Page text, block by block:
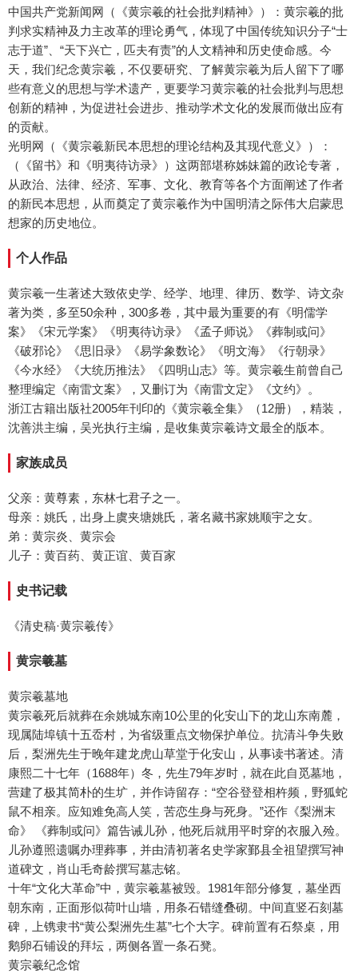
中国共产党新闻网（《黄宗羲的社会批判精神》）：黄宗羲的批
判求实精神及力主改革的理论勇气，体现了中国传统知识分子“士
志于道”、“天下兴亡，匹夫有责”的人文精神和历史使命感。今
天，我们纪念黄宗羲，不仅要研究、了解黄宗羲为后人留下了哪
些有意义的思想与学术遗产，更要学习黄宗羲的社会批判与思想
创新的精神，为促进社会进步、推动学术文化的发展而做出应有
的贡献。
光明网（《黄宗羲新民本思想的理论结构及其现代意义》）：
（《留书》和《明夷待访录》）这两部堪称姊妹篇的政论专著，
从政治、法律、经济、军事、文化、教育等各个方面阐述了作者
的新民本思想，从而奠定了黄宗羲作为中国明清之际伟大启蒙思
想家的历史地位。
个人作品
黄宗羲一生著述大致依史学、经学、地理、律历、数学、诗文杂
著为类，多至50余种，300多卷，其中最为重要的有《明儒学
案》《宋元学案》《明夷待访录》《孟子师说》《葬制或问》
《破邪论》《思旧录》《易学象数论》《明文海》《行朝录》
《今水经》《大统历推法》《四明山志》等。黄宗羲生前曾自己
整理编定《南雷文案》，又删订为《南雷文定》《文约》。
浙江古籍出版社2005年刊印的《黄宗羲全集》（12册），精装，
沈善洪主编，吴光执行主编，是收集黄宗羲诗文最全的版本。
家族成员
父亲：黄尊素，东林七君子之一。
母亲：姚氏，出身上虞夹塘姚氏，著名藏书家姚顺宇之女。
弟：黄宗炎、黄宗会
儿子：黄百药、黄正谊、黄百家
史书记载
《清史稿·黄宗羲传》
黄宗羲墓
黄宗羲墓地
黄宗羲死后就葬在余姚城东南10公里的化安山下的龙山东南麓，
现属陆埠镇十五岙村，为省级重点文物保护单位。抗清斗争失败
后，梨洲先生于晚年建龙虎山草堂于化安山，从事读书著述。清
康熙二十七年（1688年）冬，先生79年岁时，就在此自觅墓地，
营建了极其简朴的生圹，并作诗留存：“空谷登登相杵频，野狐蛇
鼠不相亲。应知难免高人笑，苦恋生身与死身。”还作《梨洲末
命》 《葬制或问》篇告诫儿孙，他死后就用平时穿的衣服入殓。
儿孙遵照遗嘱办理葬事，并由清初著名史学家鄞县全祖望撰写神
道碑文，肖山毛奇龄撰写墓志铭。
十年“文化大革命”中，黄宗羲墓被毁。1981年部分修复，墓坐西
朝东南，正面形似荷叶山墙，用条石错缝叠砌。中间直竖石刻墓
碑，上镌隶书“黄公梨洲先生墓”七个大字。碑前置有石祭桌，用
鹅卵石铺设的拜坛，两侧各置一条石凳。
黄宗羲纪念馆